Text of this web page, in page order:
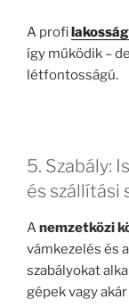
A profi
így működik –
létfontosságú.
5. Szabály:
és szállítási
Anemzetközi
vámkezelés és
szabályokat
gépek vagy